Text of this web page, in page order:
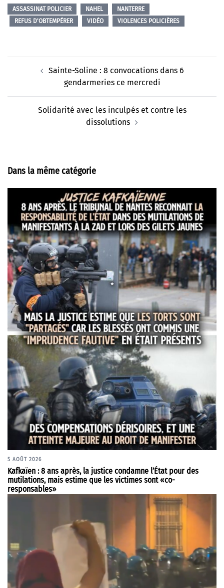
ASSASSINAT POLICIER NAHEL
NANTERRE
REFUS D'OBTEMPÉRER
VIDÉO VIOLENCES POLICIÈRES
d’article Sainte-Soline : 8 convocations dans 6
gendarmeries ce mercredi
Solidarité avec les inculpés et contre les
dissolutions
Dans la même catégorie
5 AOÛT 2026
Kafkaïen : 8 ans après, la justice condamne l’État pour des
mutilations, mais estime que les victimes sont «co-
responsables»